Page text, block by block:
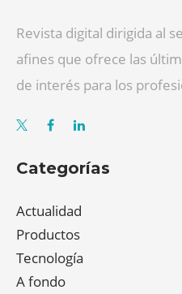
Revista digital dirigida al
afines que ofrece las
de interés para los
Categorías
Actualidad
Productos
Tecnología
A fondo